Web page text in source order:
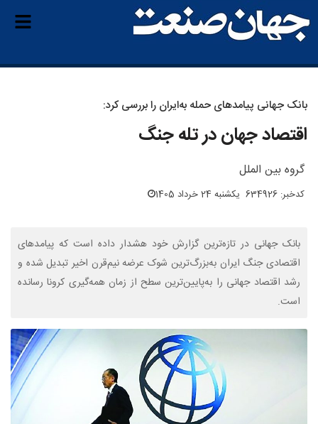
بانک جهانی پیامدهای حمله به‌ایران را بررسی کرد:
اقتصاد جهان در تله جنگ
گروه بین الملل
کدخبر: 634926 یکشنبه 24 خرداد 1405
بانک جهانی در تازه‌ترین گزارش خود هشدار داده است که پیامدهای
اقتصادی جنگ ایران به‌بزرگ‌ترین شوک عرضه نیم‌قرن اخیر تبدیل شده و
رشد اقتصاد جهانی را به‌پایین‌ترین سطح از زمان همه‌گیری کرونا رسانده
است.